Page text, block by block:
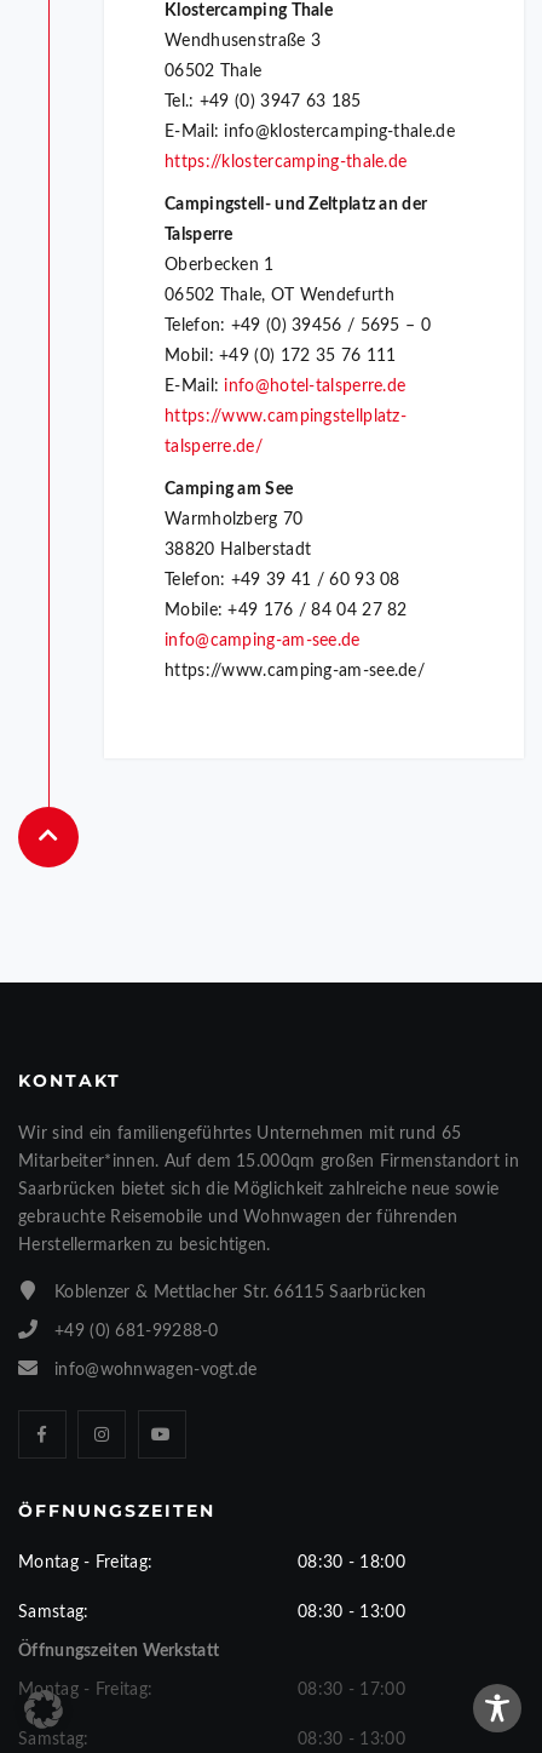
Klostercamping Thale
Wendhusenstraße 3
06502 Thale
Tel.: +49 (0) 3947 63 185
E-Mail: info@klostercamping-thale.de
https://klostercamping-thale.de
Campingstell- und Zeltplatz an der
Talsperre
Oberbecken 1
06502 Thale, OT Wendefurth
Telefon: +49 (0) 39456 / 5695 – 0
Mobil: +49 (0) 172 35 76 111
E-Mail: info@hotel-talsperre.de
https://www.campingstellplatz-
talsperre.de/
Camping am See
Warmholzberg 70
38820 Halberstadt
Telefon: +49 39 41 / 60 93 08
Mobile: +49 176 / 84 04 27 82
info@camping-am-see.de
https://www.camping-am-see.de/
KONTAKT
Wir sind ein familiengeführtes Unternehmen mit rund 65
Mitarbeiter*innen. Auf dem 15.000qm großen Firmenstandort in
Saarbrücken bietet sich die Möglichkeit zahlreiche neue sowie
gebrauchte Reisemobile und Wohnwagen der führenden
Herstellermarken zu besichtigen.
Koblenzer & Mettlacher Str. 66115 Saarbrücken
+49 (0) 681-99288-0
info@wohnwagen-vogt.de
ÖFFNUNGSZEITEN
Montag - Freitag: 08:30 - 18:00
Samstag: 08:30 - 13:00
Öffnungszeiten Werkstatt
Montag - Freitag: 08:30 - 17:00
Samstag: 08:30 - 13:00